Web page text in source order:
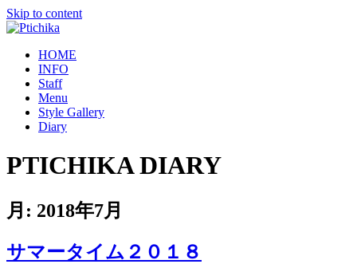
Skip to content
HOME
INFO
Staff
Menu
Style Gallery
Diary
PTICHIKA DIARY
月: 2018年7月
サマータイム２０１８